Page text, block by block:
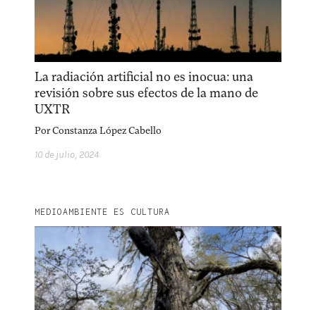
La radiación artificial no es inocua: una
revisión sobre sus efectos de la mano de
UXTR
PorConstanza López Cabello
10 de julio, 2024
MEDIOAMBIENTE ES CULTURA